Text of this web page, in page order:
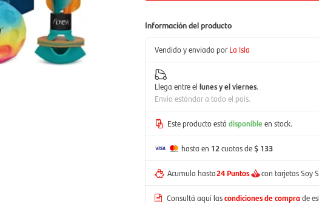
Información del producto
Vendido y enviado por La Isla
Llega entre el lunes y el viernes.
Envío estándar a todo el país.
Este producto está disponible en stock.
hasta en 12cuotas de$ 133
Acumula hasta24 Puntos con tarjetas Soy
Consultá aquí lascondiciones de comprade